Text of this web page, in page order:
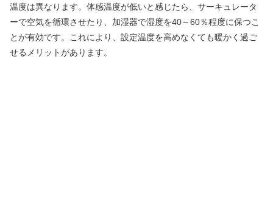
温度は異なります。体感温度が低いと感じたら、サーキュレータ
ーで空気を循環させたり、加湿器で湿度を40～60％程度に保つこ
とが有効です。これにより、設定温度を高めなくても暖かく過ご
せるメリットがあります。